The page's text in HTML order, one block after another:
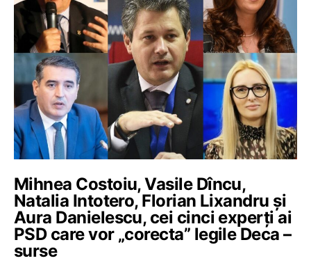
Mihnea Costoiu, Vasile Dîncu,
Natalia Intotero, Florian Lixandru și
Aura Danielescu, cei cinci experți ai
PSD care vor „corecta” legile Deca –
surse